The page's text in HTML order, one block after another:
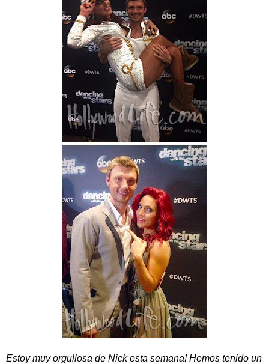
Estoy muy orgullosa de Nick esta semana! Hemos tenido un